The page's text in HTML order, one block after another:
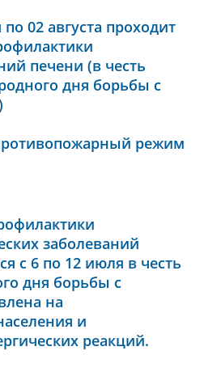
02 августа проходит
печени (в честь
дня борьбы с
режим
заболеваний
с 6 по 12 июля в честь
дня борьбы с
на
и
реакций.